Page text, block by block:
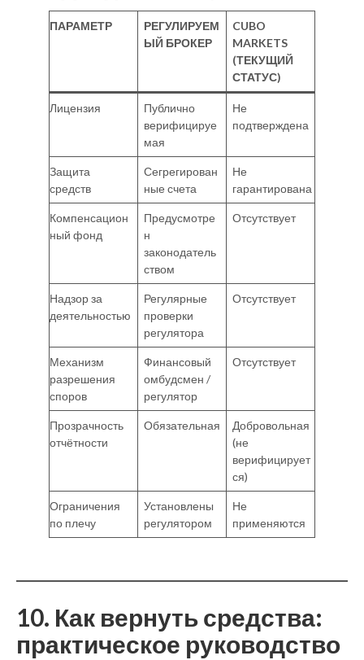
ПАРАМЕТР
РЕГУЛИРУЕМ
ЫЙ БРОКЕР
CUBO
MARKETS
(ТЕКУЩИЙ
СТАТУС)
Лицензия
Публично
верифицируе
мая
Не
подтверждена
Защита
средств
Сегрегирован
ные счета
Не
гарантирована
Компенсацион
ный фонд
Предусмотре
н
законодатель
ством
Отсутствует
Надзор за
деятельностью
Регулярные
проверки
регулятора
Отсутствует
Механизм
разрешения
споров
Финансовый
омбудсмен /
регулятор
Отсутствует
Прозрачность
отчётности
Обязательная
Добровольная
(не
верифицирует
ся)
Ограничения
по плечу
Установлены
регулятором
Не
применяются
10. Как вернуть средства:
практическое руководство